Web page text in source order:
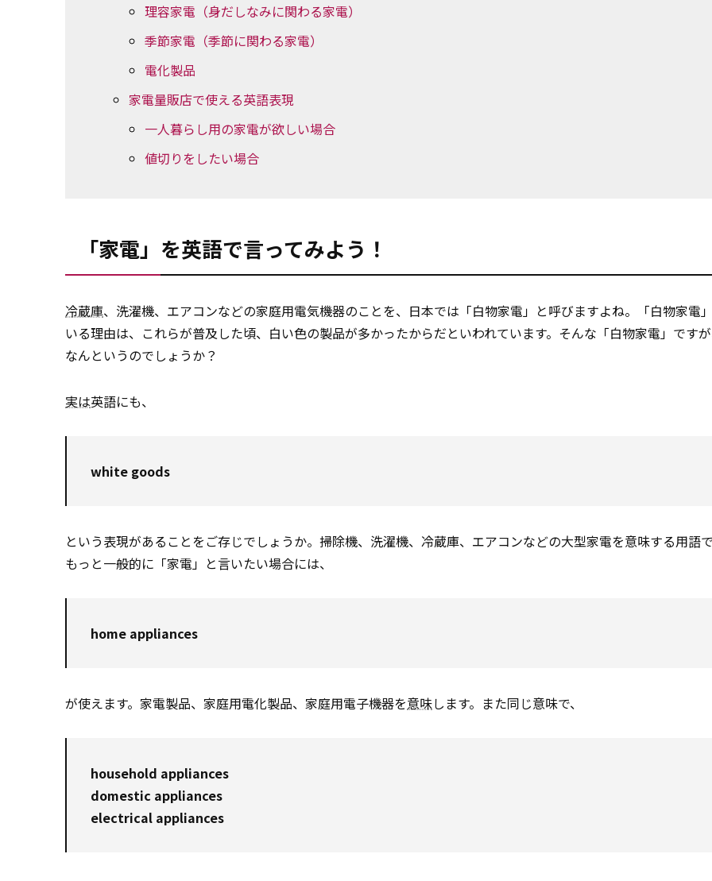
理容家電（身だしなみに関わる家電）
季節家電（季節に関わる家電）
電化製品
家電量販店で使える英語表現
一人暮らし用の家電が欲しい場合
値切りをしたい場合
「家電」を英語で言ってみよう！
冷蔵庫、洗濯機、エアコンなどの家庭用電気機器のことを、日本では「白物家電」と呼びますよね。「白物家電
いる理由は、これらが普及した頃、白い色の製品が多かったからだといわれています。そんな「白物家電」です
なんというのでしょうか？
実は英語にも、
white goods
という表現があることをご存じでしょうか。掃除機、洗濯機、冷蔵庫、エアコンなどの大型家電を意味する用語
もっと一般的に「家電」と言いたい場合には、
home appliances
が使えます。家電製品、家庭用電化製品、家庭用電子機器を意味します。また同じ意味で、
household appliances
domestic appliances
electrical appliances